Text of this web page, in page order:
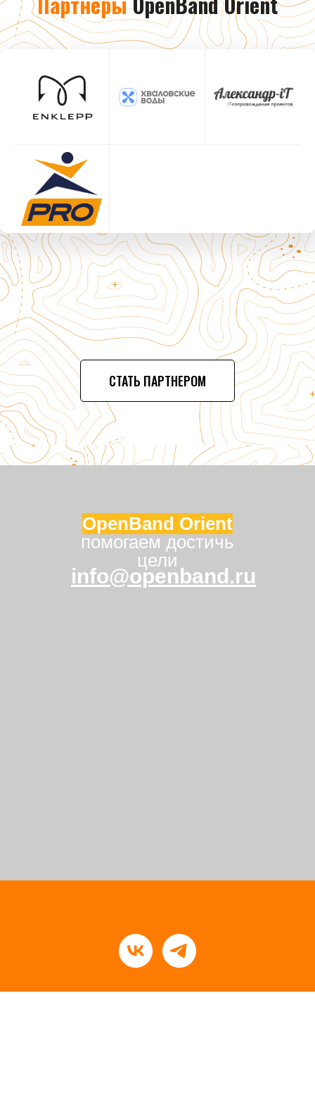
СТАТЬ ПАРТНЕРОМ
info@openband.ru
OpenBand Orient
помогаем достичь
цели